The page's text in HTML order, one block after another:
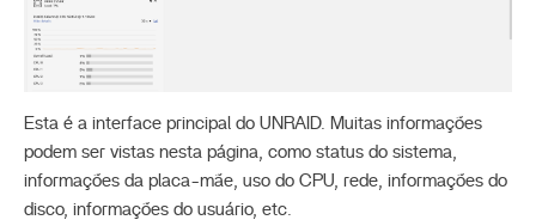
Esta é a interface principal do UNRAID. Muitas informações
podem ser vistas nesta página, como status do sistema,
informações da placa-mãe, uso do CPU, rede, informações do
disco, informações do usuário, etc.